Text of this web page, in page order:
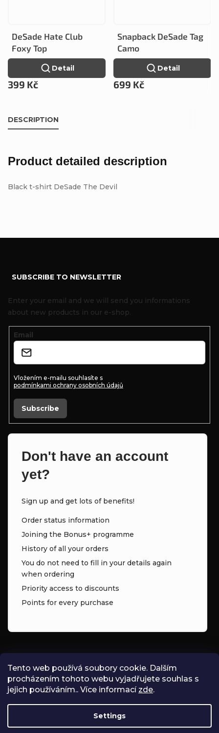
Tento web používá soubory cookie. Dalším
procházením tohoto webu vyjadřujete souhlas s
jejich používáním.. Více informací zde.
Settings
DeSade Hate Club
Foxy Top
399 Kč
Detail
Snapback DeSade Tag
Camo
699 Kč
Detail
DESCRIPTION
Product detailed description
Black t-shirt DeSade The Devil
SUBSCRIBE TO NEWSLETTER
Enter your email and we will send you informations
about new products in our e-shop.
Email
Vložením e-mailu souhlasíte s
podmínkami ochrany osobních údajů
Subscribe
Don't have an account
yet?
Sign up and get lots of benefits!
Order status information
Joining the Bonus+ programme
History of all your orders
You do not need to fill in your details again
when ordering
Priority access to discounts
Points for every purchase
INFO@ZNK.CZ
ZNKSHOP